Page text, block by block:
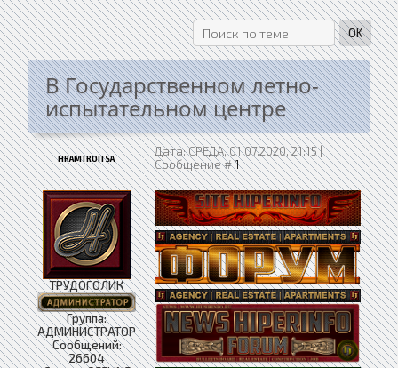
В Государственном летно-
испытательном центре
HRAMTROITSA
Дата: СРЕДА, 01.07.2020, 21:15 |
Сообщение #1
ТРУДОГОЛИК
Группа:
АДМИНИСТРАТОР
Сообщений:
26604